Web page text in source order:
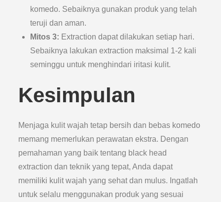
komedo. Sebaiknya gunakan produk yang telah
teruji dan aman.
Mitos 3: Extraction dapat dilakukan setiap hari.
Sebaiknya lakukan extraction maksimal 1-2 kali
seminggu untuk menghindari iritasi kulit.
Kesimpulan
Menjaga kulit wajah tetap bersih dan bebas komedo
memang memerlukan perawatan ekstra. Dengan
pemahaman yang baik tentang black head
extraction dan teknik yang tepat, Anda dapat
memiliki kulit wajah yang sehat dan mulus. Ingatlah
untuk selalu menggunakan produk yang sesuai